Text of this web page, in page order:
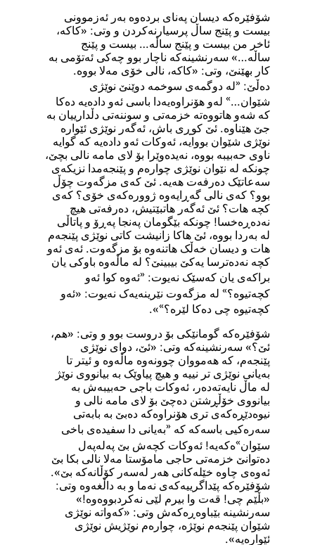
شۆفێرەکە دیسان پەنای بردەوە بەر ئەزموونی
بیست و پێنج ساڵ پرسیارنەکردن و وتی: «کاکە،
ئاخر من بیست و پێنج ساڵە… بیست و پێنج
ساڵە…» سەرنشینەکە ناچار بوو چەکی ئەتۆمی بە
کار بهێنێ، وتی: «کاکە، نالی خۆی مەلا بووە.
دەڵێ: «لە دوگمەی سوخمە دوێنێ نوێژی
شێوان…» لەو هۆنراوەیەدا باسی ئەو دادەیە دەکا
کە شەو هاتووەتە خزمەتی و سوننەتی دڵدارییان بە
جێ هێناوە. ئێ کوڕی باش، ئەگەر نوێژی ئێوارە
نوێژی شێوان بووایە، ئەوکات ئەو دادەیە کە گوایە
ناوی حەبیبە بووە، نەیدەوێرا بۆ لای مامە نالی بچێ،
چونکە لە نێوان نوێژی چوارەم و پێنجەمدا نزیکەی
سەعاتێک دەرفەت هەیە. ئێ کەی مزگەوت چۆڵ
بوو؟ کەی نالی گەڕایەوە ژوورەکەی خۆی؟ کەی
کچە هات؟ ئێ ئەگەر هاتبێتیش، دەرفەتی هیچ
نەدەڕەخسا! چونکە بێگومان پەنجا پەڕۆ و پاتاڵی
لە بەردا بووە، ئێ هاکا زانیشت کاتی نوێژی پێنجەم
هات و دیسان خەڵک هاتنەوە بۆ مزگەوت. ئەی ئەو
کچە نەدەترسا یەکێ بیبینێ؟ لە ماڵەوە باوکی یان
براکەی یان کەسێک نەیوت: «ئەوە کوا ئەو
کچەتیوە؟» لە مزگەوت نێرینەیەک نەیوت: «ئەو
کچەتیوە چی دەکا لێرە؟»
».
شۆفێرەکە گومانێکی بۆ دروست بوو و وتی: «هم،
ئێ؟» سەرنشینەکە وتی: «ئێ، دوای نوێژی
پێنجەم، کە هەمووان چوونەوە ماڵەوە و ئیتر تا
بەیانی نوێژی تر نییە و هیچ پیاوێک بە بیانووی نوێژ
لە ماڵ نایەتەدەر، ئەوکات باجی حەبیبەش بە
بیانووی خۆڵڕشتن دەچێ بۆ لای مامە نالی و
نیوەدێڕەکەی تری هۆنراوەکە دەبێ بە بابەتی
سەرەکیی باسەکە کە «بەیانی دا سفیدەی باخی
سێوان»ەکەیە! ئەوکات کچەش بێ پەلەپەل
دەتوانێ خزمەتی حاجی مامۆستا مەلا نالی بکا بێ
ئەوەی چاوە خێلەکانی هەر لەسەر کۆڵانەکە بێ».
شۆفێرەکە پێداگرییەکەی نەما و بە داڵغەوە وتی:
«بڵێم چی! قەت وا بیرم لێی نەکردبووەوە!»
سەرنشینە بێباوەڕەکەش وتی: «کەواتە نوێژی
شێوان پێنجەم نوێژە، چوارەم نوێژیش نوێژی
ئێوارەیە».